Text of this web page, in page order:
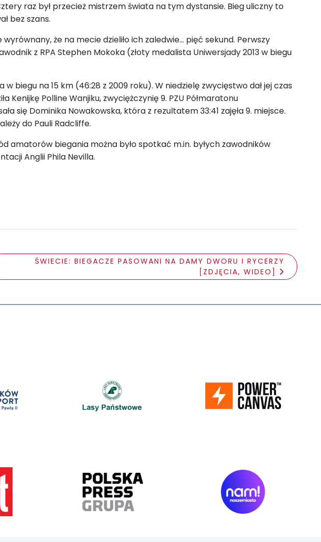
raz był przecież mistrzem świata na tym dystansie. Bieg uliczny to
bez szans.
że na mecie dzieliło ich zaledwie... pięć sekund. Perwszy
z RPA Stephen Mokoka (złoty medalista Uniwersjady 2013 w biegu
biegu na 15 km (46:28 z 2009 roku). W niedzielę zwycięstwo dał jej czas
Kenijkę Polline Wanjiku, zwyciężczynię 9. PZU Półmaratonu
się Dominika Nowakowska, która z rezultatem 33:41 zajęła 9. miejsce.
do Pauli Radcliffe.
amatorów biegania można było spotkać m.in. byłych zawodników
Anglii Phila Nevilla.
ŚWIECIE: BIEGACZE PASOWANI NA DAMY DWORU I RYCERZY
[ZDJĘCIA, WIDEO]